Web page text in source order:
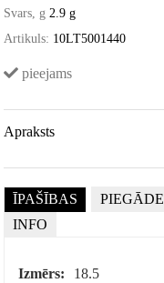
Svars, g 2.9 g
Artikuls: 10LT5001440
pieejams
Apraksts
ĪPAŠĪBAS PIEGĀDE
INFO
Izmērs: 18.5